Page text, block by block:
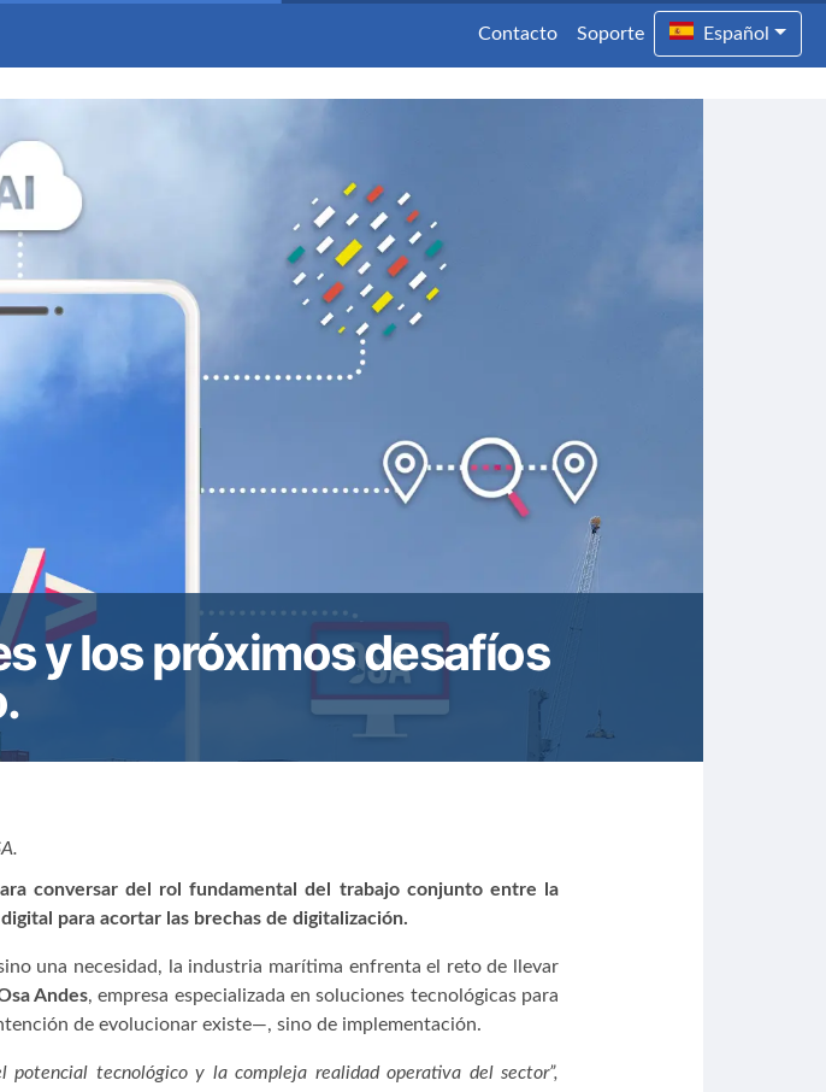
Contacto Soporte Español
y los próximos desafíos
conversar del rol fundamental del trabajo conjunto entre la
para acortar las brechas de digitalización.
una necesidad, la industria marítima enfrenta el reto de llevar
Andes, empresa especializada en soluciones tecnológicas para
de evolucionar existe—, sino de implementación.
tecnológico y la compleja realidad operativa del sector”,